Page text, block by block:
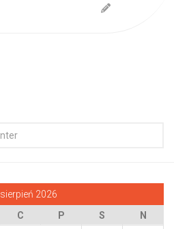
sierpień 2026
C P S
N